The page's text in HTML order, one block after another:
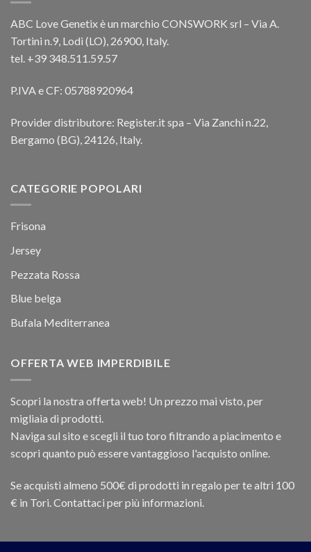
ABC Love Genetix è un marchio CONSWORK srl – Via A.
Tortini n.9, Lodi (LO), 26900, Italy.
tel. +39 348.511.59.57
P.IVA e CF: 05788920964
Provider distributore: Register.it spa – Via Zanchi n.22,
Bergamo (BG), 24126, Italy.
CATEGORIE POPOLARI
Frisona
Jersey
Pezzata Rossa
Blue belga
Bufala Mediterranea
OFFERTA WEB IMPERDIBILE
Scopri la nostra offerta web! Un prezzo mai visto, per
migliaia di prodotti.
Naviga sul sito e scegli il tuo toro filtrando a piacimento e
scopri quanto può essere vantaggioso l'acquisto online.
Se acquisti almeno 500€ di prodotti in regalo per te altri 100
€ in Tori. Contattaci per più informazioni.